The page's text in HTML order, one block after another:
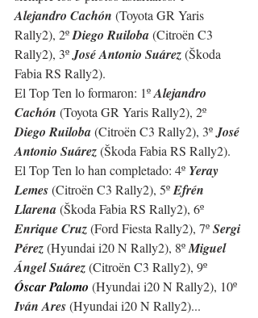
Alejandro Cachón (Toyota GR Yaris
Rally2), 2º Diego Ruiloba (Citroën C3
Rally2), 3º José Antonio Suárez (Škoda
Fabia RS Rally2).
El Top Ten lo formaron: 1º Alejandro
Cachón (Toyota GR Yaris Rally2), 2º
Diego Ruiloba (Citroën C3 Rally2), 3º José
Antonio Suárez (Škoda Fabia RS Rally2).
El Top Ten lo han completado: 4º Yeray
Lemes (Citroën C3 Rally2), 5º Efrén
Llarena (Škoda Fabia RS Rally2), 6º
Enrique Cruz (Ford Fiesta Rally2), 7º Sergi
Pérez (Hyundai i20 N Rally2), 8º Miguel
Ángel Suárez (Citroën C3 Rally2), 9º
Óscar Palomo (Hyundai i20 N Rally2), 10º
Iván Ares (Hyundai i20 N Rally2)...